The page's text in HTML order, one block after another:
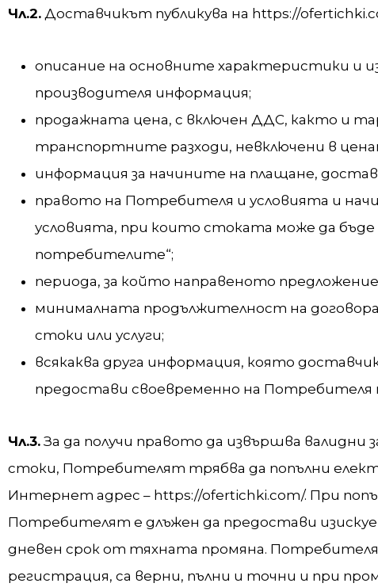
Чл.2. Доставчикът публикува на https://
описание на основните характеристики и
производителя информация;
продажната цена, с включен ДДС, както и
транспортните разходи, невключени в
информация за начините на плащане,
правото на Потребителя и условията и
условията, при които стоката може да бъде
потребителите“;
периода, за който направеното
минималната продължителност на
стоки или услуги;
всякаква друга информация, която
предостави своевременно на
Чл.3. За да получи правото да извършва валидни
стоки, Потребителят трябва да попълни
Интернет адрес – https://ofertichki.com/. При
Потребителят е длъжен да предостави
дневен срок от тяхната промяна.
регистрация, са верни, пълни и точни и при